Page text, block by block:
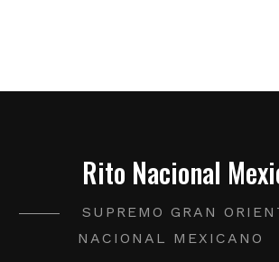
Rito Nacional
SUPREMO GRAN
NACIONAL MEXICANO